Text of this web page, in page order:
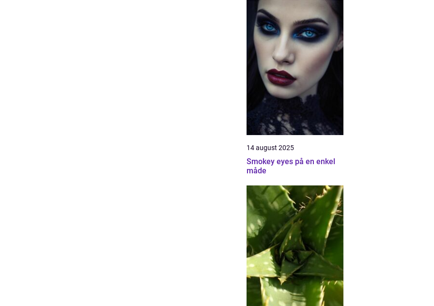
14 august 2025
Smokey eyes på en enkel
måde